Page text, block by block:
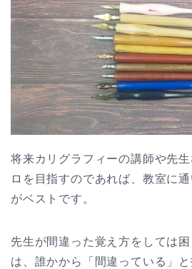
将来カリグラフィーの講師や先
ロを目指すのであれば、教室に
がベストです。
先生が間違った覚え方をしては
は、誰かから「間違っている」